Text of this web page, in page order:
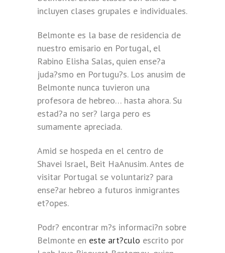
incluyen clases grupales e individuales.
Belmonte es la base de residencia de
nuestro emisario en Portugal, el
Rabino Elisha Salas, quien ense?a
juda?smo en Portugu?s. Los anusim de
Belmonte nunca tuvieron una
profesora de hebreo… hasta ahora. Su
estad?a no ser? larga pero es
sumamente apreciada.
Amid se hospeda en el centro de
Shavei Israel, Beit HaAnusim. Antes de
visitar Portugal se voluntariz? para
ense?ar hebreo a futuros inmigrantes
et?opes.
Podr? encontrar m?s informaci?n sobre
Belmonte en este art?culo escrito por